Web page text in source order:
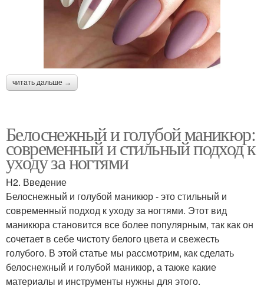
читать дальше →
Белоснежный и голубой маникюр:
современный и стильный подход к
уходу за ногтями
H2. Введение
Белоснежный и голубой маникюр - это стильный и
современный подход к уходу за ногтями. Этот вид
маникюра становится все более популярным, так как он
сочетает в себе чистоту белого цвета и свежесть
голубого. В этой статье мы рассмотрим, как сделать
белоснежный и голубой маникюр, а также какие
материалы и инструменты нужны для этого.